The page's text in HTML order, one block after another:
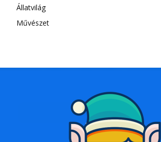
Állatvilág
Művészet